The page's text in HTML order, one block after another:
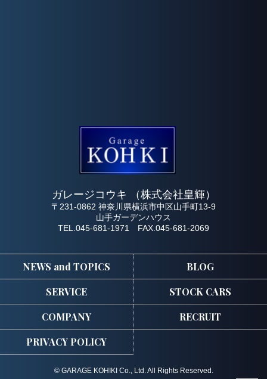
ガレージコウキ （株式会社皇輝）
〒231-0862 神奈川県横浜市中区山手町13-9
山手ガーデンハウス
TEL.045-681-1971 FAX.045-681-2069
NEWS and TOPICS
BLOG
SERVICE
STOCK CARS
COMPANY
RECRUIT
PRIVACY POLICY
© GARAGE KOHIKI Co., Ltd. All Rights Reserved.